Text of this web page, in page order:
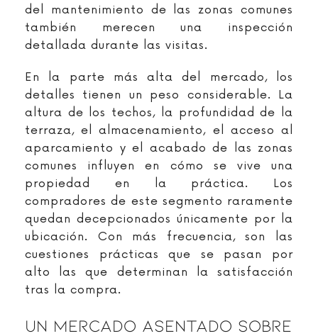
del mantenimiento de las zonas comunes
también merecen una inspección
detallada durante las visitas.
En la parte más alta del mercado, los
detalles tienen un peso considerable. La
altura de los techos, la profundidad de la
terraza, el almacenamiento, el acceso al
aparcamiento y el acabado de las zonas
comunes influyen en cómo se vive una
propiedad en la práctica. Los
compradores de este segmento raramente
quedan decepcionados únicamente por la
ubicación. Con más frecuencia, son las
cuestiones prácticas que se pasan por
alto las que determinan la satisfacción
tras la compra.
Un Mercado Asentado Sobre